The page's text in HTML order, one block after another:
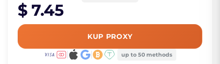
$ 7.45
KUP PROXY
up to 50 methods